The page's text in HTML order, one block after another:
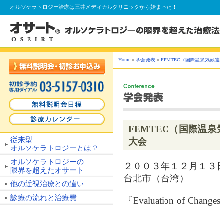
オルソケラトロジー治療は三井メディカルクリニックから始まった！
従来型
オルソケラトロジーとは？
オルソケラトロジーの
限界を超えたオサート
他の近視治療との違い
診療の流れと治療費
Home » 学会発表 » FEMTEC（国際温泉気候
FEMTEC（国際温泉
大会
２００３年１２月１
台北市（台湾）
『Evaluation of